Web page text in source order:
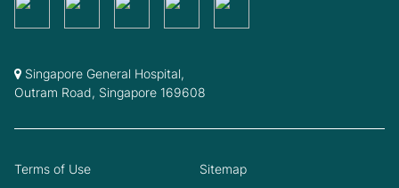
Singapore General Hospital,
Outram Road, Singapore 169608
Terms of Use Sitemap